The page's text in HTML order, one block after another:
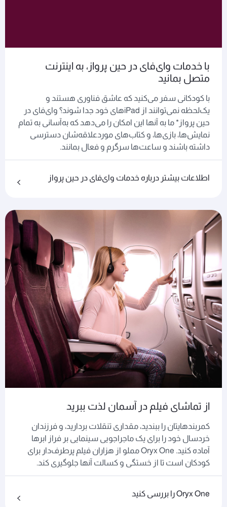
با خدمات وای‌فای در حین پرواز، به اینترنت
متصل بمانید
با کودکانی سفر می‌کنید که عاشق فناوری هستند و
یک‌لحظه نمی‌توانند از iPadهای خود جدا شوند؟ وای‌فای در
حین پرواز* ما به آنها این امکان را می‌دهد که به‌آسانی به تمام
نمایش‌ها، بازی‌ها، و کتاب‌های مورد‌علاقه‌شان دسترسی
داشته باشند و ساعت‌ها سرگرم و فعال بمانند.
اطلاعات بیشتر درباره خدمات وای‌فای در حین پرواز
از تماشای فیلم در آسمان لذت ببرید
کمربندهایتان را ببندید، مقداری تنقلات بردارید، و فرزندان
خردسال خود را برای یک ماجراجویی سینمایی بر فراز ابرها
آماده کنید. Oryx One مملو از هزاران فیلم پرطرف‌دار برای
کودکان است تا از خستگی و کسالت آنها جلوگیری کند.
Oryx One را بررسی کنید